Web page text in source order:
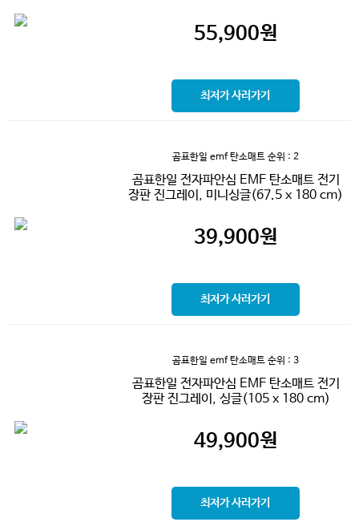
55,900원
최저가 사러가기
곰표한일 emf 탄소매트 순위 : 2
곰표한일 전자파안심 EMF 탄소매트 전기
장판 진그레이, 미니싱글(67.5 x 180 cm)
39,900원
최저가 사러가기
곰표한일 emf 탄소매트 순위 : 3
곰표한일 전자파안심 EMF 탄소매트 전기
장판 진그레이, 싱글(105 x 180 cm)
49,900원
최저가 사러가기